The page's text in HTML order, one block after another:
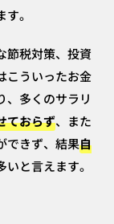
。
節税対策、投資
こういったお金
、多くのサラリ
ておらず、また
できず、結果自
と言えます。